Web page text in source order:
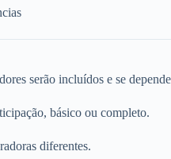
serão incluídos e se
básico ou completo.
diferentes.